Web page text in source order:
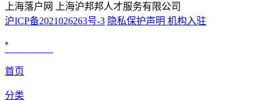
上海落户网 上海沪邦邦人才服务有限公司
沪ICP备2021026263号-3 隐私保护声明 机构入驻
首页
分类